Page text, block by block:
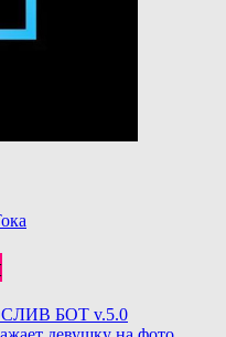
БОТ v.5.0